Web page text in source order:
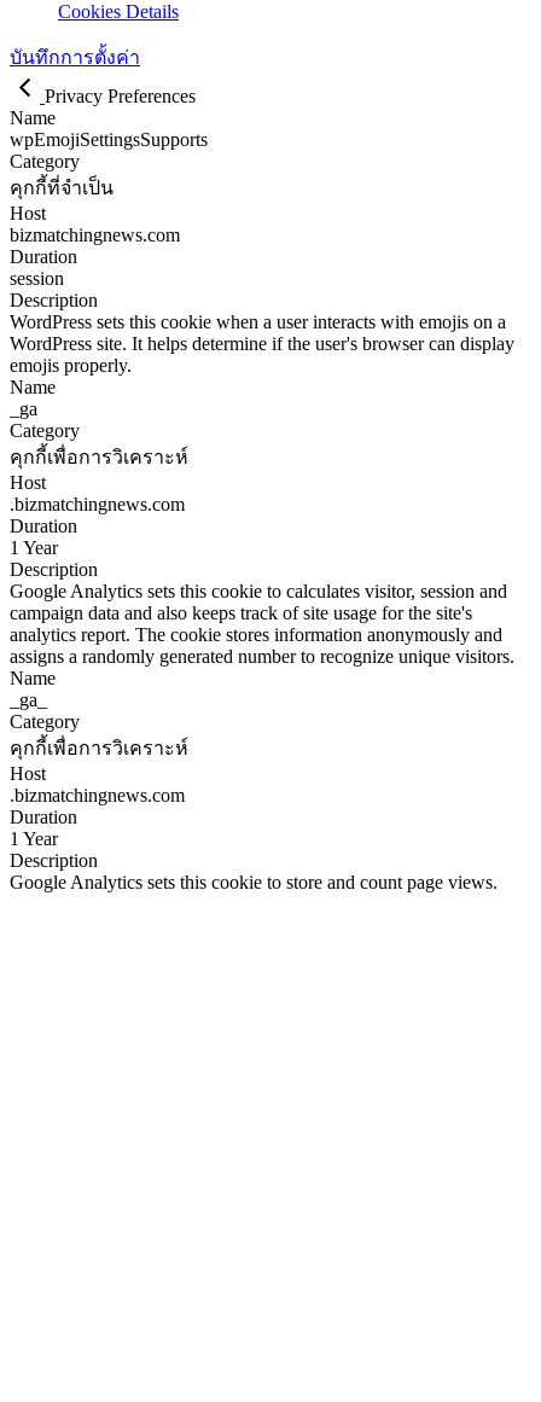
Cookies Details
บันทึกการตั้งค่า
Privacy Preferences
Name
wpEmojiSettingsSupports
Category
คุกกี้ที่จำเป็น
Host
bizmatchingnews.com
Duration
session
Description
WordPress sets this cookie when a user interacts with emojis on a
WordPress site. It helps determine if the user's browser can display
emojis properly.
Name
_ga
Category
คุกกี้เพื่อการวิเคราะห์
Host
.bizmatchingnews.com
Duration
1 Year
Description
Google Analytics sets this cookie to calculates visitor, session and
campaign data and also keeps track of site usage for the site's
analytics report. The cookie stores information anonymously and
assigns a randomly generated number to recognize unique visitors.
Name
_ga_
Category
คุกกี้เพื่อการวิเคราะห์
Host
.bizmatchingnews.com
Duration
1 Year
Description
Google Analytics sets this cookie to store and count page views.